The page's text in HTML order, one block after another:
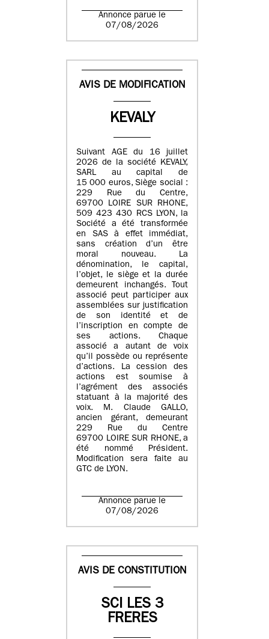
Annonce parue le
07/08/2026
AVIS DE MODIFICATION
KEVALY
Suivant AGE du 16 juillet
2026 de la société KEVALY,
SARL au capital de
15 000 euros, Siège social :
229 Rue du Centre,
69700 LOIRE SUR RHONE,
509 423 430 RCS LYON, la
Société a été transformée
en SAS à effet immédiat,
sans création d’un être
moral nouveau. La
dénomination, le capital,
l’objet, le siège et la durée
demeurent inchangés. Tout
associé peut participer aux
assemblées sur justification
de son identité et de
l’inscription en compte de
ses actions. Chaque
associé a autant de voix
qu’il possède ou représente
d’actions. La cession des
actions est soumise à
l’agrément des associés
statuant à la majorité des
voix. M. Claude GALLO,
ancien gérant, demeurant
229 Rue du Centre
69700 LOIRE SUR RHONE, a
été nommé Président.
Modification sera faite au
GTC de LYON.
Annonce parue le
07/08/2026
AVIS DE CONSTITUTION
SCI LES 3
FRERES